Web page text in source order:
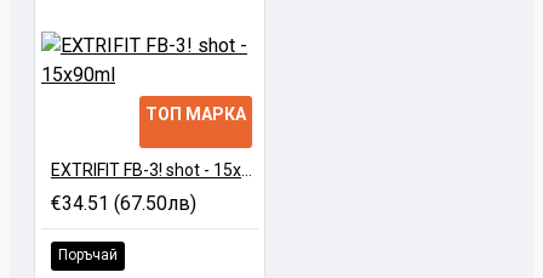
ТОП МАРКА
EXTRIFIT FB-3! shot - 15x90ml
€34.51 (67.50лв)
Поръчай